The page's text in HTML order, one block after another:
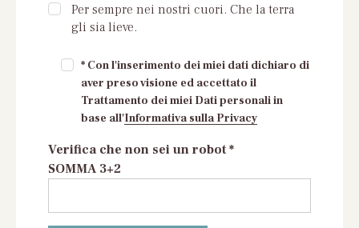
Per sempre nei nostri cuori. Che la terra
gli sia lieve.
* Con l'inserimento dei miei dati dichiaro di
aver preso visione ed accettato il
Trattamento dei miei Dati personali in
base all'Informativa sulla Privacy
Verifica che non sei un robot *
SOMMA 3+2